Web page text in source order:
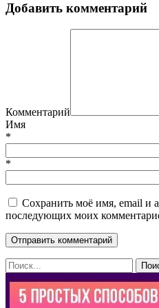
Добавить комментарий
Комментарий
Имя
*
*
Сохранить моё имя, email и
последующих моих